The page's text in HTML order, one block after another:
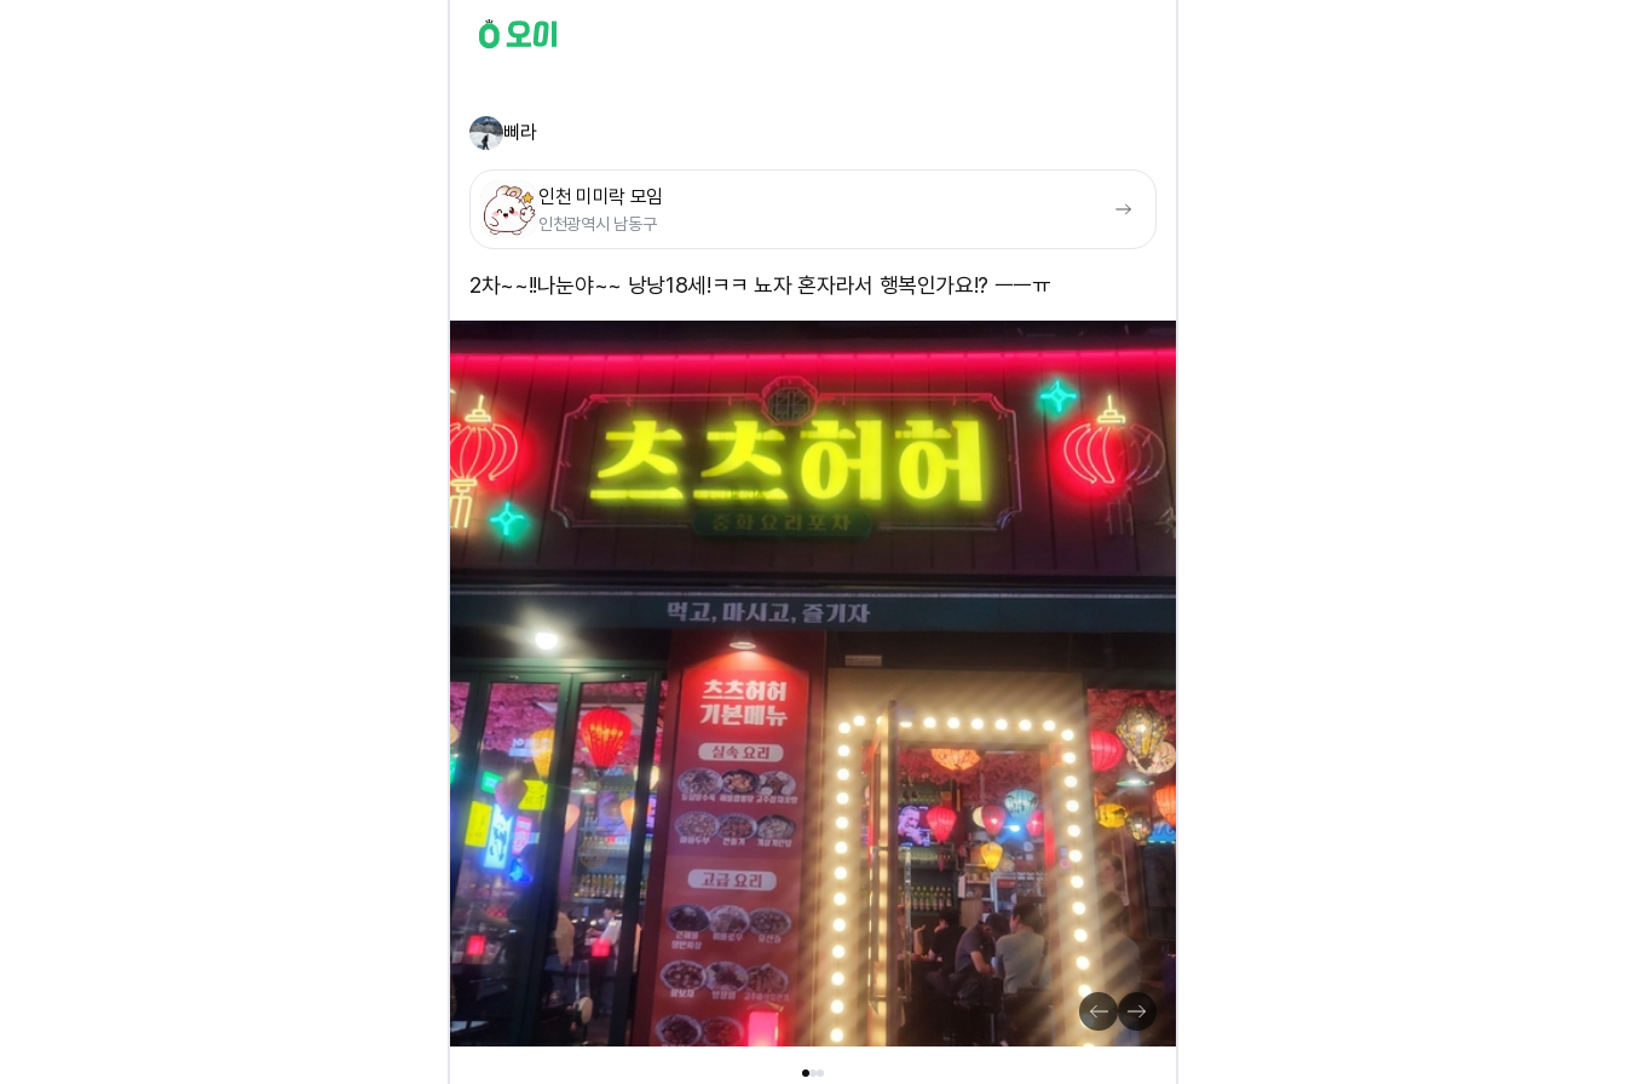
삐라
인천 미미락 모임
인천광역시 남동구
2차~~!!나눈야~~ 낭낭18세!ㅋㅋ 뇨자 혼자라서 행복인가요!? ㅡㅡㅠ